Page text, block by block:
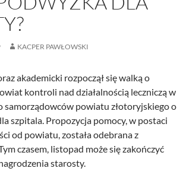
KACPER PAWŁOWSKI
akademicki rozpoczął się walką o
kontroli nad działalnością leczniczą w
samorządowców powiatu złotoryjskiego o
szpitala. Propozycja pomocy, w postaci
od powiatu, została odebrana z
czasem, listopad może się zakończyć
starosty.